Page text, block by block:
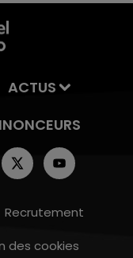
ACTUS
Recrutement
des cookies